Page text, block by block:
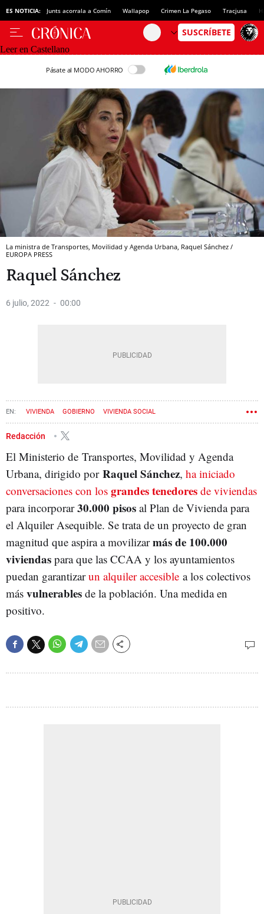
ES NOTICIA: Junts acorrala a Comín Wallapop Crimen La Pegaso Tracjusa
Leer en Castellano
Pásate al MODO AHORRO
La ministra de Transportes, Movilidad y Agenda Urbana, Raquel Sánchez /
EUROPA PRESS
Raquel Sánchez
6 julio, 2022 00:00
VIVIENDA GOBIERNO VIVIENDA SOCIAL
Redacción
El Ministerio de Transportes, Movilidad y Agenda
Urbana, dirigido por Raquel Sánchez, ha iniciado
conversaciones con los grandes tenedores de viviendas
para incorporar30.000 pisos al Plan de Vivienda para
el Alquiler Asequible. Se trata de un proyecto de gran
magnitud que aspira a movilizarmás de 100.000
viviendas para que las CCAA y los ayuntamientos
puedan garantizarun alquiler accesible a los colectivos
más vulnerables de la población. Una medida en
positivo.